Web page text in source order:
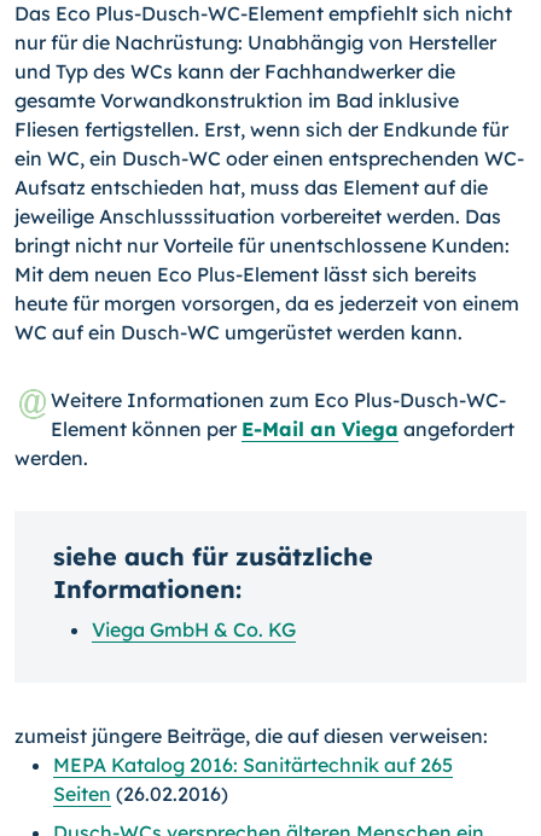
Das Eco Plus-Dusch-WC-Element empfiehlt sich nicht
nur für die Nachrüstung: Unabhängig von Hersteller
und Typ des WCs kann der Fachhandwerker die
gesamte Vorwandkonstruktion im Bad inklusive
Fliesen fertigstellen. Erst, wenn sich der End­kunde für
ein WC, ein Dusch-WC oder einen entsprechenden WC-
Aufsatz entschieden hat, muss das Element auf die
jewei­lige Anschlusssituation vorbereitet werden. Das
bringt nicht nur Vorteile für unent­schlossene Kunden:
Mit dem neuen Eco Plus-Element lässt sich bereits
heute für mor­gen vorsorgen, da es jederzeit von einem
WC auf ein Dusch-WC umgerüstet werden kann.
Weitere Informationen zum Eco Plus-Dusch-WC-
Element können per E-Mail an Viega angefordert
werden.
siehe auch für zusätzliche
Informationen:
Viega GmbH & Co. KG
zumeist jüngere Beiträge, die auf diesen verweisen:
MEPA Katalog 2016: Sanitärtechnik auf 265
Seiten (26.02.2016)